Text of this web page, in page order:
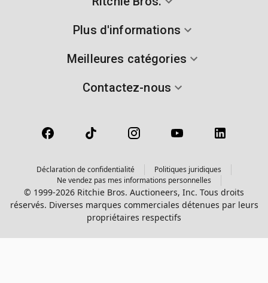
Plus d'informations
Meilleures catégories
Contactez-nous
Déclaration de confidentialité
Politiques juridiques
Ne vendez pas mes informations personnelles
© 1999-2026 Ritchie Bros. Auctioneers, Inc. Tous droits
réservés. Diverses marques commerciales détenues par leurs
propriétaires respectifs